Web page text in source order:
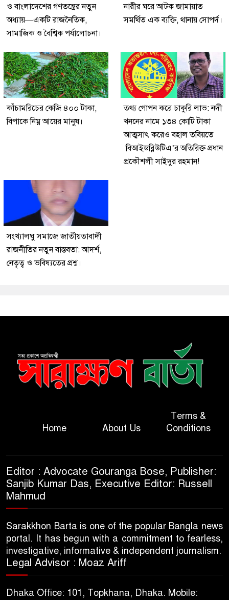
ও বাংলাদেশের গণতন্ত্রের নতুন
অধ্যায়—একটি রাজনৈতিক,
সামাজিক ও বৈশ্বিক পর্যালোচনা।
নারীর ঘরে আটক জামায়াত
সমর্থিত এক ব্যক্তি, থানায় সোপর্দ।
কাঁচামরিচের কেজি ৪০০ টাকা,
বিপাকে নিম্ন আয়ের মানুষ।
তথ্য গোপন করে চাকুরি লাভ: নদী
খননের নামে ১৩৪ কোটি টাকা
আত্মসাৎ করেও বহাল তবিয়তে
বিআইডব্লিউটিএ’র অতিরিক্ত প্রধান
প্রকৌশলী সাইদুর রহমান!
সংখ্যালঘু সমাজে জাতীয়তাবাদী
রাজনীতির নতুন বাস্তবতা: আদর্শ,
নেতৃত্ব ও ভবিষ্যতের প্রশ্ন।
Home About Us
Terms &
Conditions
Editor : Advocate Gouranga Bose, Publisher:
Sanjib Kumar Das, Executive Editor: Russell
Mahmud
Sarakkhon Barta is one of the popular Bangla news
portal. It has begun with a commitment to fearless,
investigative, informative & independent journalism.
Legal Advisor : Moaz Ariff
Dhaka Office: 101, Topkhana, Dhaka. Mobile: